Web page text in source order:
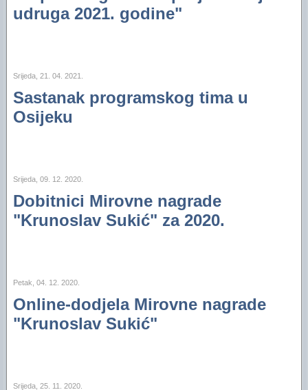
udruga 2021. godine"
Srijeda, 21. 04. 2021.
Sastanak programskog tima u
Osijeku
Srijeda, 09. 12. 2020.
Dobitnici Mirovne nagrade
"Krunoslav Sukić" za 2020.
Petak, 04. 12. 2020.
Online-dodjela Mirovne nagrade
"Krunoslav Sukić"
Srijeda, 25. 11. 2020.